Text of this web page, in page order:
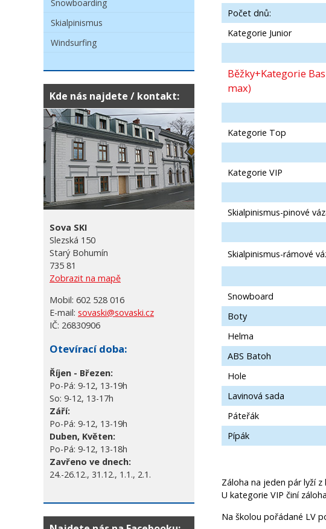
Počet dnů:
Kategorie Junior
Běžky+Kategorie
max)
Kategorie Top
Kategorie VIP
Skialpinismus-pinové
Skialpinismus-rámové
Snowboard
Boty
Helma
ABS Batoh
Hole
Lavinová sada
Páteřák
Pípák
Záloha na jeden pár lyží
U kategorie VIP činí
Na školou pořádané LV
Snowboarding
Skialpinismus
Windsurfing
Kde nás najdete / kontakt:
Sova SKI
Slezská 150
Starý Bohumín
735 81
Zobrazit na mapě
Mobil: 602 528 016
E-mail: sovaski@sovaski.cz
IČ: 26830906
Otevírací doba:
Říjen - Březen:
Po-Pá: 9-12, 13-19h
So: 9-12, 13-17h
Září:
Po-Pá: 9-12, 13-19h
Duben, Květen:
Po-Pá: 9-12, 13-18h
Zavřeno ve dnech:
24.-26.12., 31.12., 1.1., 2.1.